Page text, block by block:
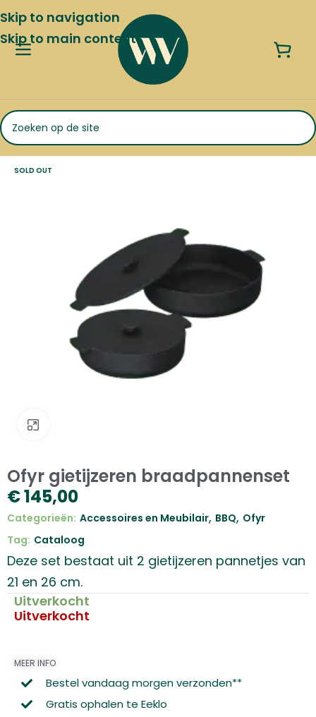
Skip to navigation
Skip to main content
SOLD OUT
Ofyr gietijzeren braadpannenset
€145,00
Categorieën: Accessoires en Meubilair, BBQ, Ofyr
Tag: Cataloog
Deze set bestaat uit 2 gietijzeren pannetjes van
21 en 26 cm.
Uitverkocht
Uitverkocht
MEER INFO
Bestel vandaag morgen verzonden**
Gratis ophalen te Eeklo